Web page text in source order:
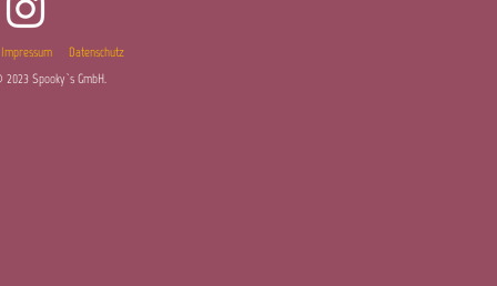
Impressum
Datenschutz
Spooky`s GmbH.